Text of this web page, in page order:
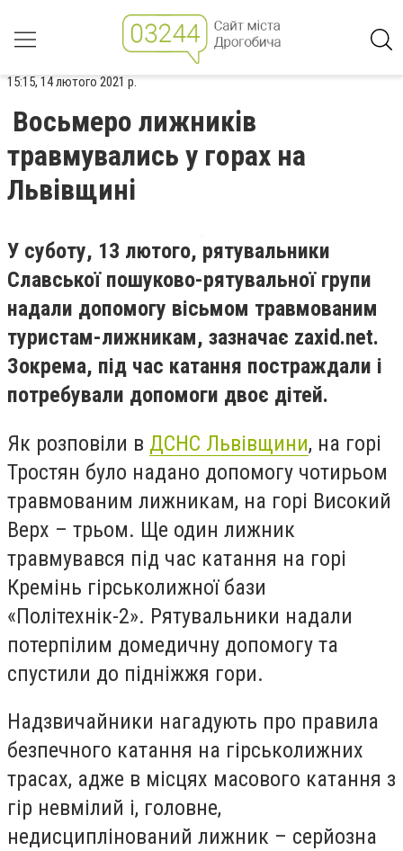
15:15, 14 лютого 2021 р.
Восьмеро лижників
травмувались у горах на
Львівщині
У суботу, 13 лютого, рятувальники
Славської пошуково-рятувальної групи
надали допомогу вісьмом травмованим
туристам-лижникам, зазначає zaxid.net.
Зокрема, під час катання постраждали і
потребували допомоги двоє дітей.
Як розповіли в ДСНС Львівщини, на горі
Тростян було надано допомогу чотирьом
травмованим лижникам, на горі Високий
Верх – трьом. Ще один лижник
травмувався під час катання на горі
Кремінь гірськолижної бази
«Політехнік-2». Рятувальники надали
потерпілим домедичну допомогу та
спустили до підніжжя гори.
Надзвичайники нагадують про правила
безпечного катання на гірськолижних
трасах, адже в місцях масового катання з
гір невмілий і, головне,
недисциплінований лижник – серйозна